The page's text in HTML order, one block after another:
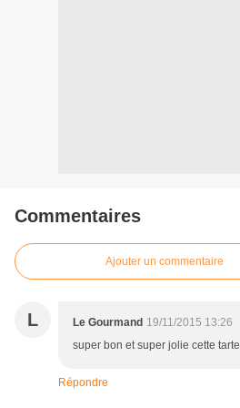
Commentaires
Ajouter un commentaire
L Le Gourmand 19/11/2015 13:26
super bon et super jolie cette tarte
Répondre